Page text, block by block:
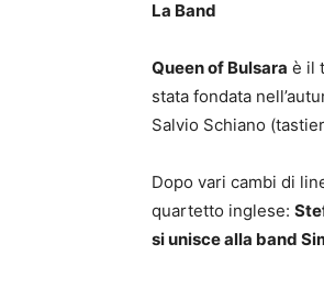
La Band
Queen of Bulsara è il
stata fondata
Salvio Schiano
Dopo vari cambi di
quartetto inglese:
si unisce alla band